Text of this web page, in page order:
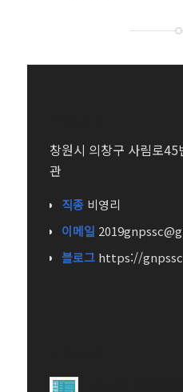
창원시 의창구 사림로
관
직종 비영리
이메일
블로그 https://